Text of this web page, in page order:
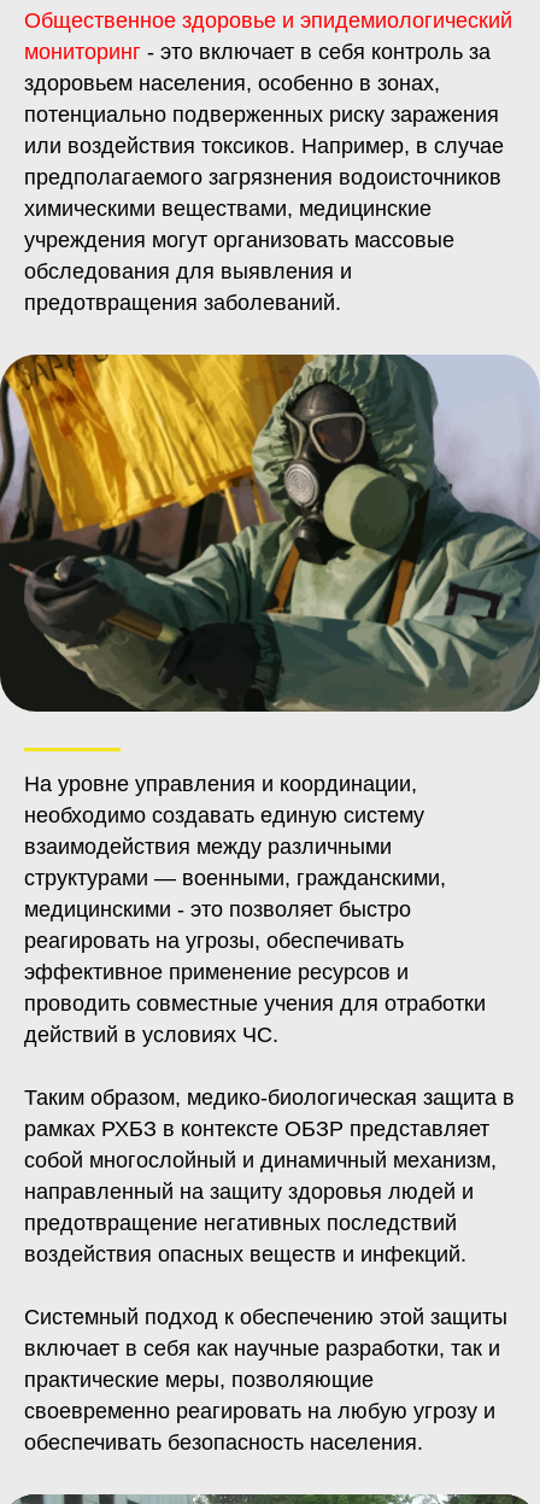
Общественное здоровье и эпидемиологический
мониторинг - это включает в себя контроль за
здоровьем населения, особенно в зонах,
потенциально подверженных риску заражения
или воздействия токсиков. Например, в случае
предполагаемого загрязнения водоисточников
химическими веществами, медицинские
учреждения могут организовать массовые
обследования для выявления и
предотвращения заболеваний.
На уровне управления и координации,
необходимо создавать единую систему
взаимодействия между различными
структурами — военными, гражданскими,
медицинскими - это позволяет быстро
реагировать на угрозы, обеспечивать
эффективное применение ресурсов и
проводить совместные учения для отработки
действий в условиях ЧС.
Таким образом, медико-биологическая защита в
рамках РХБЗ в контексте ОБЗР представляет
собой многослойный и динамичный механизм,
направленный на защиту здоровья людей и
предотвращение негативных последствий
воздействия опасных веществ и инфекций.
Системный подход к обеспечению этой защиты
включает в себя как научные разработки, так и
практические меры, позволяющие
своевременно реагировать на любую угрозу и
обеспечивать безопасность населения.